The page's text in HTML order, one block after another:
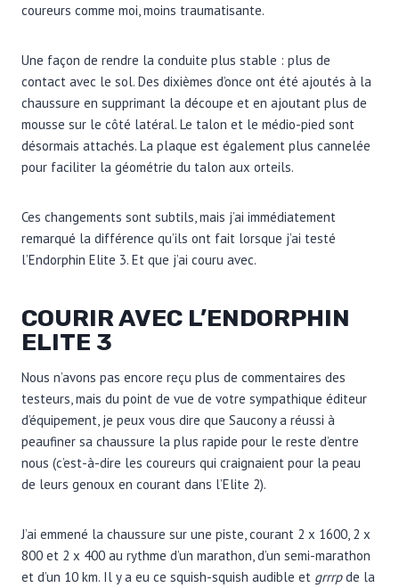
coureurs comme moi, moins traumatisante.
Une façon de rendre la conduite plus stable : plus de
contact avec le sol. Des dixièmes d’once ont été ajoutés à la
chaussure en supprimant la découpe et en ajoutant plus de
mousse sur le côté latéral. Le talon et le médio-pied sont
désormais attachés. La plaque est également plus cannelée
pour faciliter la géométrie du talon aux orteils.
Ces changements sont subtils, mais j’ai immédiatement
remarqué la différence qu’ils ont fait lorsque j’ai testé
l’Endorphin Elite 3. Et que j’ai couru avec.
COURIR AVEC L’ENDORPHIN
ELITE 3
Nous n’avons pas encore reçu plus de commentaires des
testeurs, mais du point de vue de votre sympathique éditeur
d’équipement, je peux vous dire que Saucony a réussi à
peaufiner sa chaussure la plus rapide pour le reste d’entre
nous (c’est-à-dire les coureurs qui craignaient pour la peau
de leurs genoux en courant dans l’Elite 2).
J’ai emmené la chaussure sur une piste, courant 2 x 1600, 2 x
800 et 2 x 400 au rythme d’un marathon, d’un semi-marathon
et d’un 10 km. Il y a eu ce squish-squish audible et grrrpde la